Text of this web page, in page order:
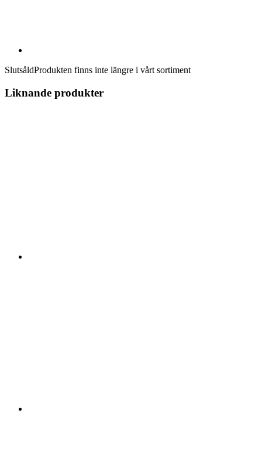
SlutsåldProdukten finns inte längre i vårt sortiment
Liknande produkter